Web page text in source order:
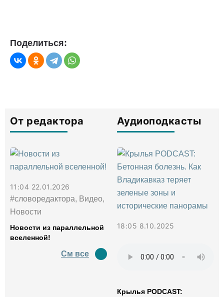
Поделиться:
От редактора
11:04 22.01.2026
#словоредактора, Видео,
Новости
Новости из параллельной
вселенной!
См все
Аудиоподкасты
18:05 8.10.2025
Крылья PODCAST: